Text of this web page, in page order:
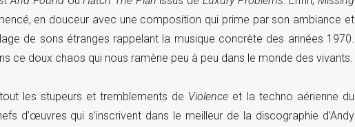
en douceur avec une composition qui prime par son ambiance et
de sons étranges rappelant la musique concrète des années 1970.
ce doux chaos qui nous ramène peu à peu dans le monde des vivants.
les stupeurs et tremblements de Violence et la techno aérienne du
d’œuvres qui s’inscrivent dans le meilleur de la discographie d’Andy